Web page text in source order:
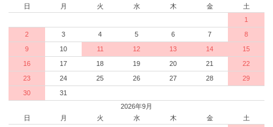
日
月 火 水 木 金
土
1
2
3 4 5 6 7
8
9
10 11 12 13 14
15
16
17 18 19 20 21
22
23
24 25 26 27 28
29
30
31
2026年9月
日
月 火 水 木 金
土